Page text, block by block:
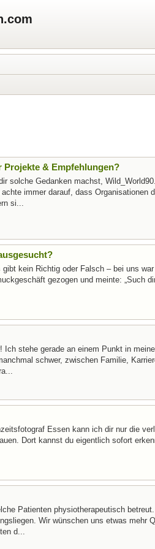
Projekte & Empfehlungen?
solche Gedanken machst,
immer darauf, dass Organisationen
si...
kein Richtig oder Falsch – bei uns
gezogen und meinte: „Such
stehe gerade an einem Punkt in
schwer, zwischen Familie,
Essen kann ich dir nur die
Dort kannst du eigentlich sofort
Patienten physiotherapeutisch
Wir wünschen uns etwas mehr
d...